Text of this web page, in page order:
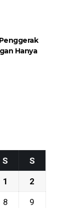
Hanya
S S
1 2
8 9